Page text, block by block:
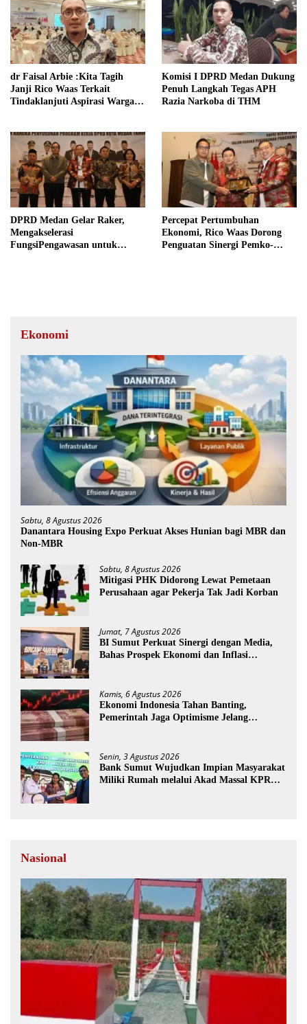
dr Faisal Arbie :Kita Tagih
Janji Rico Waas Terkait
Tindaklanjuti Aspirasi Warga
Komisi I DPRD Medan Dukung
Penuh Langkah Tegas APH
Razia Narkoba di THM
DPRD Medan Gelar Raker,
Mengakselerasi
FungsiPengawasan untuk
Percepat Pertumbuhan
Ekonomi, Rico Waas Dorong
Penguatan Sinergi Pemko-
Ekonomi
Sabtu, 8 Agustus 2026
Danantara Housing Expo Perkuat Akses Hunian bagi MBR dan
Non-MBR
Sabtu, 8 Agustus 2026
Mitigasi PHK Didorong Lewat Pemetaan
Perusahaan agar Pekerja Tak Jadi Korban
Jumat, 7 Agustus 2026
BI Sumut Perkuat Sinergi dengan Media,
Bahas Prospek Ekonomi dan Inflasi
Kamis, 6 Agustus 2026
Ekonomi Indonesia Tahan Banting,
Pemerintah Jaga Optimisme Jelang
Senin, 3 Agustus 2026
Bank Sumut Wujudkan Impian Masyarakat
Miliki Rumah melalui Akad Massal KPR
Nasional